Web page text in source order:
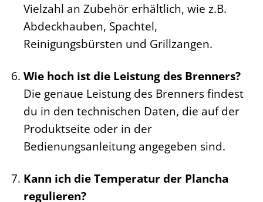
Vielzahl an Zubehör erhältlich, wie z.B.
Abdeckhauben, Spachtel,
Reinigungsbürsten und Grillzangen.
Wie hoch ist die Leistung des Brenners?
Die genaue Leistung des Brenners findest
du in den technischen Daten, die auf der
Produktseite oder in der
Bedienungsanleitung angegeben sind.
Kann ich die Temperatur der Plancha
regulieren?